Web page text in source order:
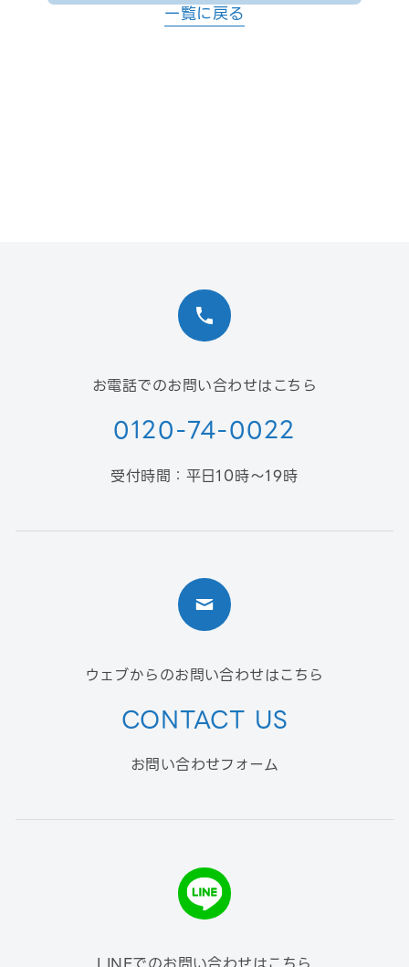
一覧に戻る
お電話でのお問い合わせはこちら
0120-74-0022
受付時間：平日10時〜19時
ウェブからのお問い合わせはこちら
CONTACT US
お問い合わせフォーム